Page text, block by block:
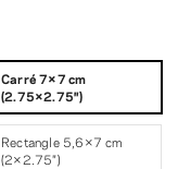
Carré 7×7 cm
(2.75×2.75″)
Rectangle 5,6×7 cm
(2×2.75″)